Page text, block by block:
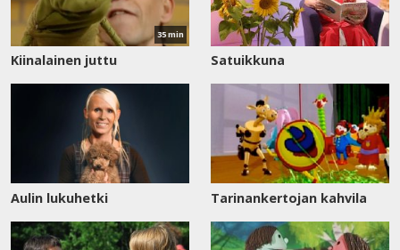
35 min
Kiinalainen juttu Satuikkuna
Aulin lukuhetki Tarinankertojan kahvila